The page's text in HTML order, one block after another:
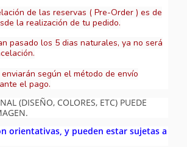
de las reservas ( Pre-Order ) es de
la realización de tu pedido.
pasado los 5 dias naturales, ya no será
según el método de envío
el pago.
(DISEÑO, COLORES, ETC) PUEDE
orientativas, y pueden estar sujetas a